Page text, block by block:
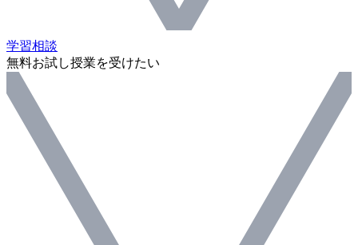
学習相談
無料お試し授業を受けたい